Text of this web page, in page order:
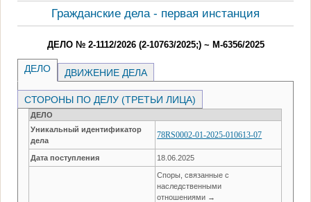
Гражданские дела - первая инстанция
ДЕЛО № 2-1112/2026 (2-10763/2025;) ~ М-6356/2025
ДЕЛО ДВИЖЕНИЕ ДЕЛА
СТОРОНЫ ПО ДЕЛУ (ТРЕТЬИ ЛИЦА)
ДЕЛО
Уникальный идентификатор
дела
78RS0002-01-2025-010613-07
Дата поступления 18.06.2025
Споры, связанные с
наследственными
отношениями →